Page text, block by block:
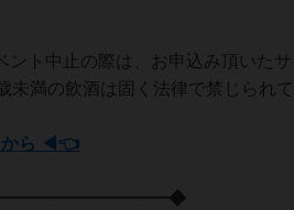
ント中止の際は、お申込み頂い
未満の飲酒は固く法律で禁じら
から ◀👈